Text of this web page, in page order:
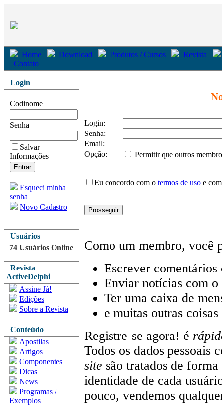
Home Download Produtos / Cursos
Revista
Contato
Login
Codinome
Senha
Salvar
Informações
Esqueci minha
senha
Novo Cadastro
Usuários
74 Usuários Online
Revista
ActiveDelphi
Assine Já!
Edições
Sobre a Revista
Conteúdo
Apostilas
Artigos
Componentes
Dicas
News
Programas /
Exemplos
Login:
Senha:
Email:
Opção:
Permitir que outros
Eu concordo com o termos de uso e
Como um membro, você
Escrever comentários
Enviar notícias com o
Ter uma caixa de
e muitas outras
Registre-se agora! é
Todos os dados pessoais
site são tratados de
identidade de cada
pouco, vendemos